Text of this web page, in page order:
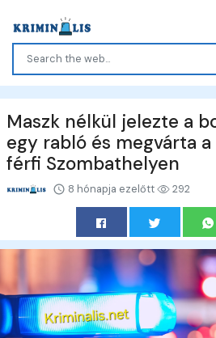
Maszk nélkül jelezte a
egy rabló és megvárta
férfi Szombathelyen
8 hónapja ezelőtt 292